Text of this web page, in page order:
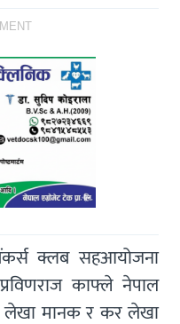
क्लब सहआयोजना
काफ्ले नेपाल
लेखा मानक र कर लेखा